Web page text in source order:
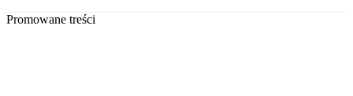
Promowane treści